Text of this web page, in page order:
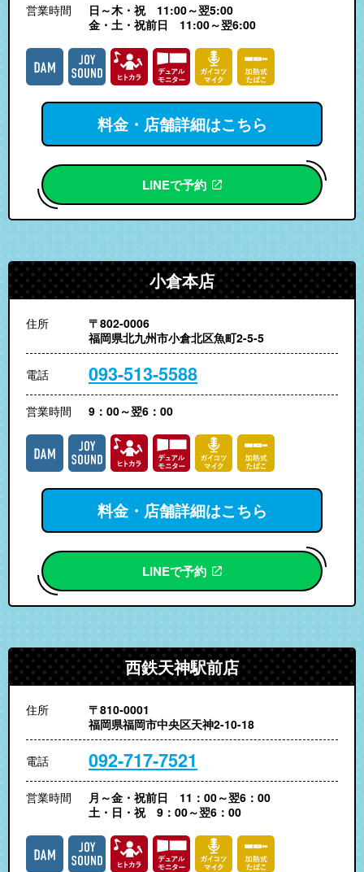
営業時間
日～木・祝 11:00～翌5:00
金・土・祝前日 11:00～翌6:00
料金・店舗詳細はこちら
LINEで予約
小倉本店
住所
〒802-0006
福岡県北九州市小倉北区魚町2-5-5
電話 093-513-5588
営業時間 9：00～翌6：00
料金・店舗詳細はこちら
LINEで予約
西鉄天神駅前店
住所
〒810-0001
福岡県福岡市中央区天神2-10-18
電話 092-717-7521
営業時間
月～金・祝前日 11：00～翌6：00
土・日・祝 9：00～翌6：00